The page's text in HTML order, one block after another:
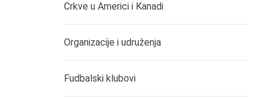
Crkve u Americi i Kanadi
Organizacije i udruženja
Fudbalski klubovi